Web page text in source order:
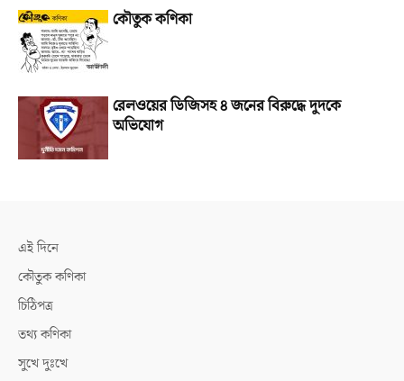
কৌতুক কণিকা
রেলওয়ের ডিজিসহ ৪ জনের বিরুদ্ধে দুদকে
অভিযোগ
এই দিনে
কৌতুক কণিকা
চিঠিপত্র
তথ্য কণিকা
সুখে দুঃখে